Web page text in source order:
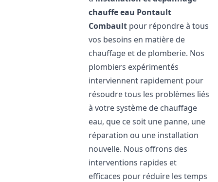
chauffe eau Pontault
Combault pour répondre à tous
vos besoins en matière de
chauffage et de plomberie. Nos
plombiers expérimentés
interviennent rapidement pour
résoudre tous les problèmes liés
à votre système de chauffage
eau, que ce soit une panne, une
réparation ou une installation
nouvelle. Nous offrons des
interventions rapides et
efficaces pour réduire les temps